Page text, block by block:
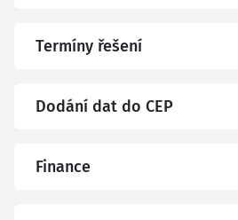
Termíny řešení
Dodání dat do CEP
Finance